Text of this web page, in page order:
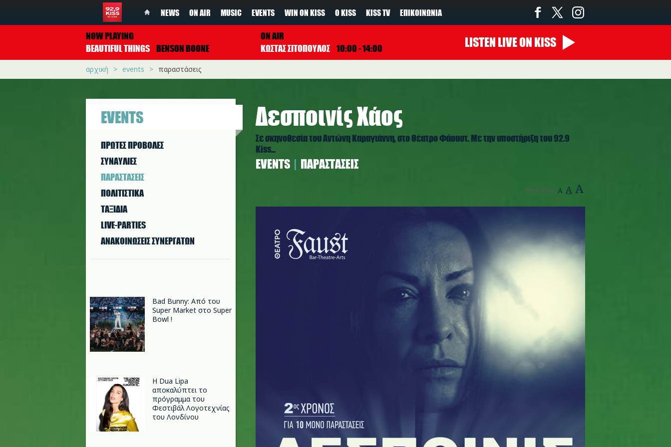
NEWS ON AIR MUSIC EVENTS WIN ON KISS Ο KISS KISS TV ΕΠΙΚΟΙΝΩΝΊΑ
NOW PLAYING
BEAUTIFUL THINGS BENSON BOONE
ON AIR
ΚΩΣΤΑΣ ΣΙΤΟΠΟΥΛΟΣ 10:00 - 14:00 LISTEN LIVEON KISS
αρχική events παραστάσεις
EVENTS
ΠΡΩΤΕΣ ΠΡΟΒΟΛΕΣ
ΣΥΝΑΥΛΙΕΣ
ΠΑΡΑΣΤAΣΕΙΣ
ΠΟΛΙΤΙΣΤΙΚA
ΤΑΞΙΔΙΑ
LIVE-PARTIES
ΑΝΑΚΟΙΝΩΣΕΙΣ ΣΥΝΕΡΓΑΤΩΝ
Bad Bunny: Από του
Super Market στο Super
Bowl !
Η Dua Lipa
αποκαλύπτει το
πρόγραμμα του
Φεστιβάλ Λογοτεχνίας
του Λονδίνου
Δεσποινίς Χάος
Σε σκηνοθεσία του Αντώνη Καραγιάννη, στο Θέατρο Φάουστ. Με την υποστήριξη του 92.9
Kiss...
EVENTS ΠΑΡΑΣΤΆΣΕΙΣ
Text Size: A A A
web_poster_chaos.jpg